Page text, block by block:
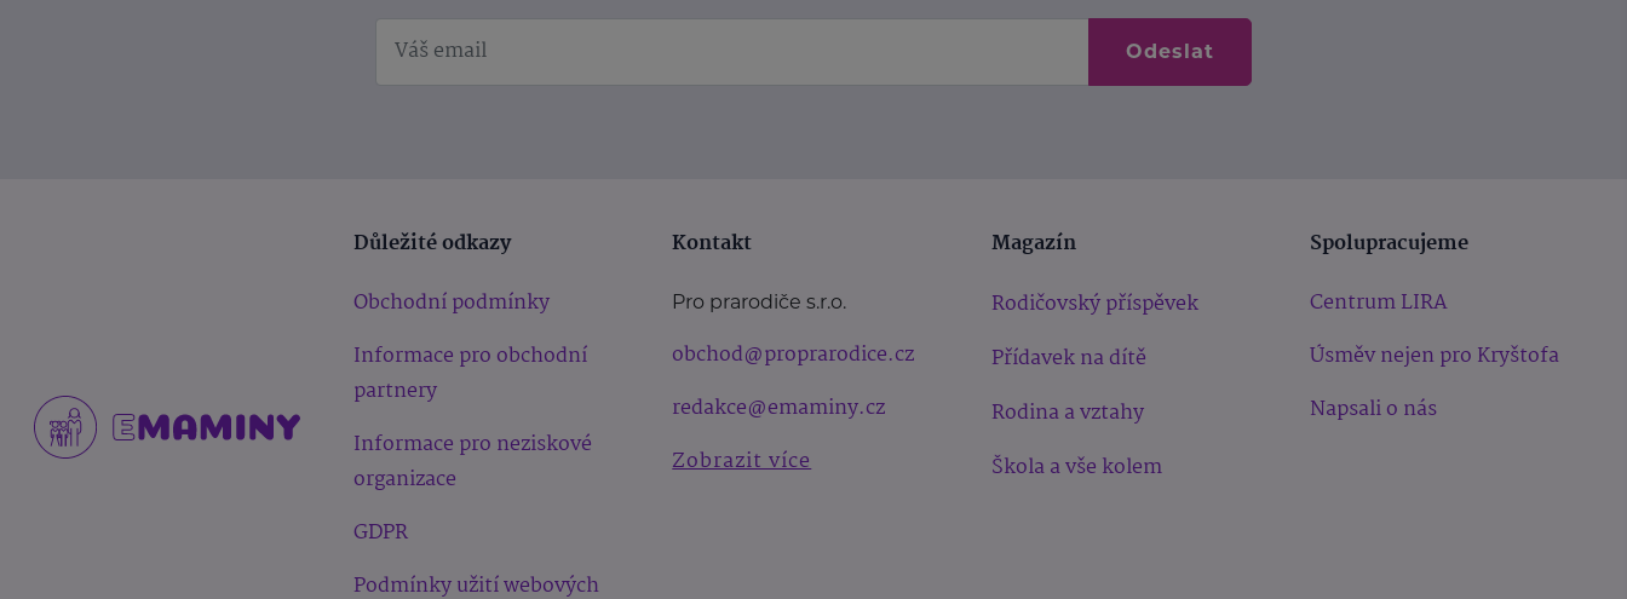
Odeslat
Důležité odkazy
Obchodní podmínky
Informace pro obchodní
partnery
Informace pro neziskové
organizace
GDPR
Podmínky užití webových
Kontakt
Pro prarodiče s.r.o.
obchod@proprarodice.cz
redakce@emaminy.cz
Zobrazit více
Magazín
Rodičovský příspěvek
Přídavek na dítě
Rodina a vztahy
Škola a vše kolem
Spolupracujeme
Centrum LIRA
Úsměv nejen pro Kryštofa
Napsali o nás